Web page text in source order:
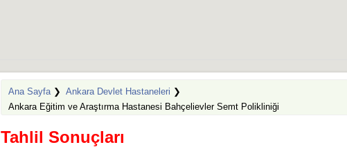
Ana Sayfa❯ Ankara Devlet Hastaneleri ❯
Ankara Eğitim ve Araştırma Hastanesi Bahçelievler Semt Polikliniği
Tahlil Sonuçları